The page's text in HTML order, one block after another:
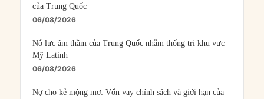
của Trung Quốc
06/08/2026
Nỗ lực âm thầm của Trung Quốc nhằm thống trị khu vực
Mỹ Latinh
06/08/2026
Nợ cho kẻ mộng mơ: Vốn vay chính sách và giới hạn của